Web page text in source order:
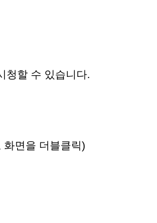
청할 수 있습니다.
화면을 더블클릭)